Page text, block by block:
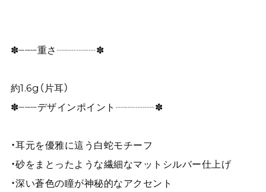
✽┈┈┈重さ┈┈┈┈✽
約1.6g（片耳）
✽┈┈┈デザインポイント┈┈┈┈✽
・耳元を優雅に這う白蛇モチーフ
・砂をまとったような繊細なマットシルバー仕上げ
・深い蒼色の瞳が神秘的なアクセント